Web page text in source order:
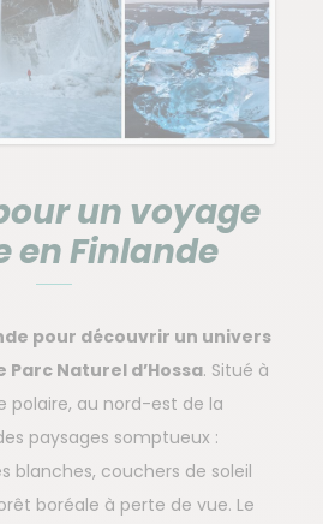
un voyage
en Finlande
pour découvrir un univers
Naturel d’Hossa. Situé à
polaire, au nord-est de la
paysages somptueux :
blanches, couchers de soleil
boréale à perte de vue. Le